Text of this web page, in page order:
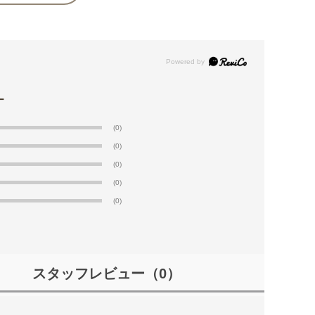
(0)
(0)
(0)
(0)
(0)
スタッフレビュー （0）